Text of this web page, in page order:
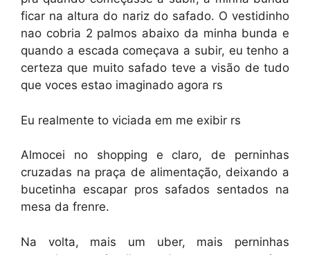
ficar na altura do nariz do safado. O vestidinho
nao cobria 2 palmos abaixo da minha bunda e
quando a escada começava a subir, eu tenho a
certeza que muito safado teve a visão de tudo
que voces estao imaginado agora rs
Eu realmente to viciada em me exibir rs
Almocei no shopping e claro, de perninhas
cruzadas na praça de alimentação, deixando a
bucetinha escapar pros safados sentados na
mesa da frenre.
Na volta, mais um uber, mais perninhas